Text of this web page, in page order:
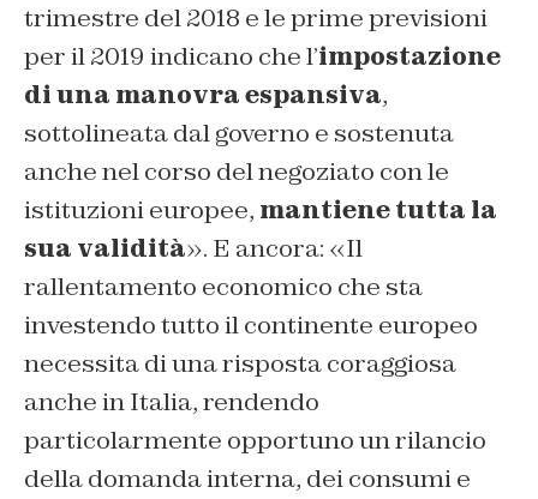
trimestre del 2018 e le prime previsioni
per il 2019 indicano che l’impostazione
di una manovra espansiva,
sottolineata dal governo e sostenuta
anche nel corso del negoziato con le
istituzioni europee, mantiene tutta la
sua validità». E ancora: «Il
rallentamento economico che sta
investendo tutto il continente europeo
necessita di una risposta coraggiosa
anche in Italia, rendendo
particolarmente opportuno un rilancio
della domanda interna, dei consumi e